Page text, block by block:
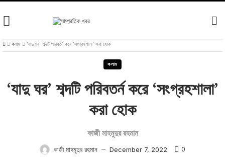
Skip
content
কলাম ‘যাদু ঘর’ শব্দটি পরিবতর্ন করে ‘সংগ্রহশালা’ করা হোক
কলাম
‘যাদু ঘর’ শব্দটি পরিবতর্ন করে ‘সংগ্রহশালা’
করা হোক
কাজী মাহমুদুর রহমান
কাজী মাহমুদুর রহমান — December 7, 2022 0